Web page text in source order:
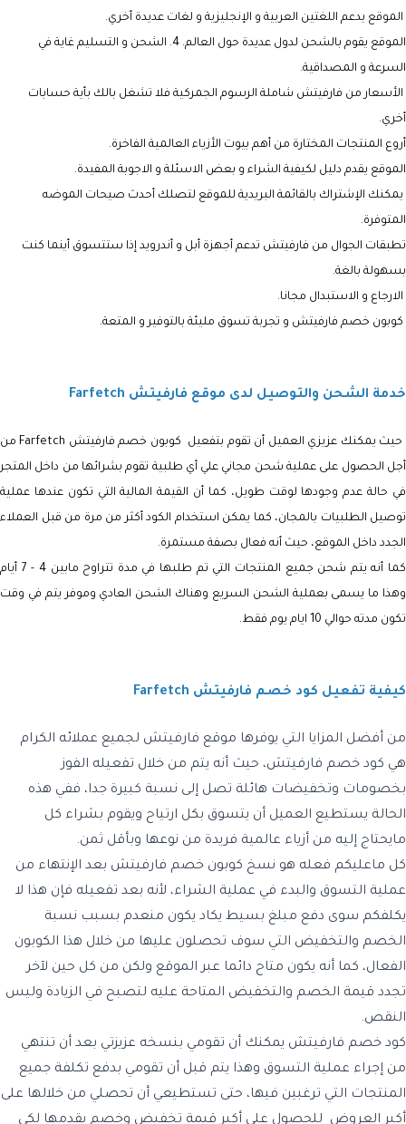
الموقع يدعم اللغتين العربية و الإنجليزية و لغات عديدة أخري.
الموقع يقوم بالشحن لدول عديدة حول العالم. 4. الشحن و التسليم غاية في
السرعة و المصداقية.
الأسعار من فارفيتش شاملة الرسوم الجمركية فلا تشغل بالك بأية حسابات
أخري.
أروع المنتجات المختارة من أهم بيوت الأزياء العالمية الفاخرة.
الموقع يقدم دليل لكيفية الشراء و بعض الاسئلة و الاجوبة المفيدة.
يمكنك الإشتراك بالقائمة البريدية للموقع لتصلك أحدث صيحات الموضه
المتوفرة.
تطبقات الجوال من فارفيتش تدعم أجهزة أبل و أندرويد إذا ستتسوق أينما كنت
بسهولة بالغة.
الارجاع و الاستبدال مجانا.
كوبون خصم فارفيتش و تجربة تسوق مليئة بالتوفير و المتعة.
خدمة الشحن والتوصيل لدى موقع فارفيتش Farfetch
حيث يمكنك عزيزي العميل أن تقوم بتفعيل كوبون خصم فارفيتش Farfetch من
أجل الحصول على عملية شحن مجاني علي أي طلبية تقوم بشرائها من داخل المتجر
في حالة عدم وجودها لوقت طويل، كما أن القيمة المالية التي تكون عندها عملية
توصيل الطلبيات بالمجان، كما يمكن استخدام الكود أكثر من مرة من قبل العملاء
الجدد داخل الموقع، حيث أنه فعال بصفة مستمرة.
كما أنه يتم شحن جميع المنتجات التي تم طلبها في مدة تتراوح مابين 4 - 7 أيام
وهذا ما يسمى بعملية الشحن السريع وهناك الشحن العادي وموفر يتم في وقت
تكون مدته حوالي 10 ايام يوم فقط.
كيفية تفعيل كود خصم فارفيتش Farfetch
من أفضل المزايا التي يوفرها موقع فارفيتش لجميع عملائه الكرام
هي كود خصم فارفيتش، حيث أنه يتم من خلال تفعيله الفوز
بخصومات وتخفيضات هائلة تصل إلى نسبة كبيرة جدا، ففي هذه
الحالة يستطيع العميل أن يتسوق بكل ارتياح ويقوم بشراء كل
مايحتاج إليه من أزياء عالمية فريدة من نوعها وبأقل ثمن.
كل ماعليكم فعله هو نسخ كوبون خصم فارفيتش بعد الإنتهاء من
عملية التسوق والبدء في عملية الشراء، لأنه بعد تفعيله فإن هذا لا
يكلفكم سوى دفع مبلغ بسيط يكاد يكون منعدم بسبب نسبة
الخصم والتخفيض التي سوف تحصلون عليها من خلال هذا الكوبون
الفعال، كما أنه يكون متاح دائما عبر الموقع ولكن من كل حين لآخر
تجدد قيمة الخصم والتخفيض المتاحة عليه لتصبح في الزيادة وليس
النقص.
كود خصم فارفيتش يمكنك أن تقومي بنسخه عزيزتي بعد أن تنتهي
من إجراء عملية التسوق وهذا يتم قبل أن تقومي بدفع تكلفة جميع
المنتجات التي ترغبين فيها، حتى تستطيعي أن تحصلي من خلالها على
أكبر العروض للحصول على أكبر قيمة تخفيض وخصم يقدمها لكي